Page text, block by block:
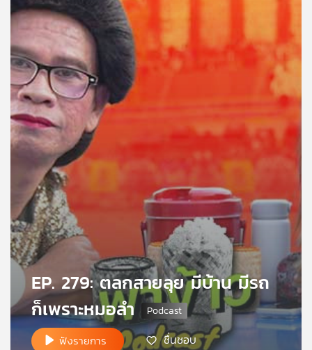
บทความ
ข่าว
และ
กิจกรรม
เกี่ยว
เครือ
ข่าย
วิทยุ
พี
บี
EP. 279: ตลกสายลุย มีบ้าน มีรถ
ก็เพราะหมอลำ
ฟังรายการ ชื่นชอบ